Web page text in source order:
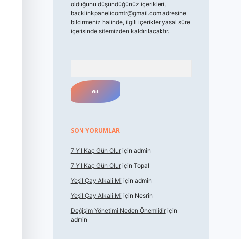
olduğunu düşündüğünüz içerikleri,
backlinkpanelicomtr@gmail.comadresine
bildirmeniz halinde, ilgili içerikler yasal süre
içerisinde sitemizden kaldırılacaktır.
SON YORUMLAR
7 Yıl Kaç Gün Oluriçin admin
7 Yıl Kaç Gün Oluriçin Topal
Yeşil Çay Alkali Mi için admin
Yeşil Çay Alkali Mi için Nesrin
Değişim Yönetimi Neden Önemlidiriçin
admin